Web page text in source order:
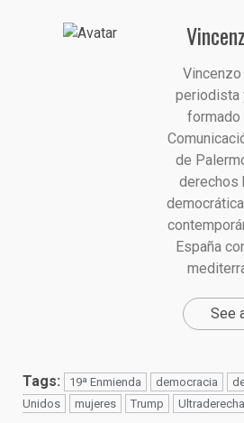
Vincenzo
periodista
formado
de
derechos
España
See
Tags: 19ª Enmienda democracia
Unidos
mujeres Trump Ultraderecha